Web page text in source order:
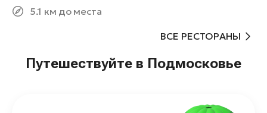
5.1 км до места
ВСЕ РЕСТОРАНЫ
Путешествуйте в Подмосковье